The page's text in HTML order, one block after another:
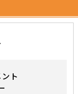
ト